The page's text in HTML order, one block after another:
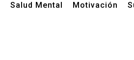
Salud Mental Motivación